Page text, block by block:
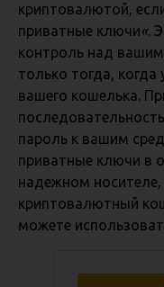
криптовалютой,
приватные ключи«.
контроль над
только тогда,
вашего кошелька.
пароль к вашим
приватные ключи в
надежном
криптовалютный
можете